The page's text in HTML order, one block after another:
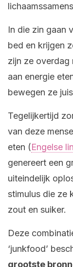
In die zin gaan
bed en krijgen
zijn ze overdag
aan energie
bewegen ze
Tegelijkertijd
van deze
eten (Engelse
genereert een
uiteindelijk
stimulus die ze
zout en suiker.
Deze
‘junkfood’
grootste